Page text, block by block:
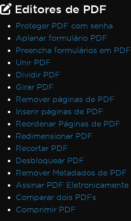
Editores de PDF
Proteger PDF com senha
Aplanar formulário PDF
Preencha formulários em PDF
Unir PDF
Dividir PDF
Girar PDF
Remover páginas de PDF
Inserir páginas de PDF
Reordenar Páginas de PDF
Redimensionar PDF
Recortar PDF
Desbloquear PDF
Remover Metadados de PDF
Assinar PDF Eletronicamente
Comparar dois PDFs
Comprimir PDF